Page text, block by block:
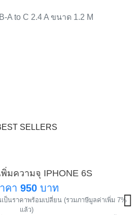
A to C 2.4 A ขนาด 1.2 M
SELLERS
!
พิ่มความจุ IPHONE 6S
คา 950 บาท
ป็นราคาพร้อมเปลี่ยน (รวมภาษีมูลค่าเพิ่ม 7%
แล้ว)